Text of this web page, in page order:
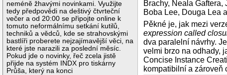
neméně žhavými novinkami. Využijte
tedy předpovědi na deštivý čtvrteční
večer a od 20:00 se připojte online k
tomuto neformálnímu setkání kutilů,
techniků a vědců, kde se strahovskými
bastlíři proberete nejzajímavější věci, na
které jste narazili za poslední měsíc.
Pokud jde o novinky, řeč zcela jistě
přijde na systém INDX pro tiskárny
Průša, který na konci
Brachy, Neala
Boba Lee, Douga Lea
Pěkné je, jak mezi
expression called
dva paralelní návrhy.
velmi brzo na odhady,
Concise Instance
kompatibilní a zároveň